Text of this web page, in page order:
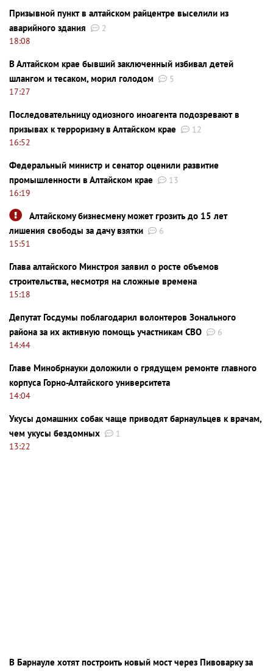
Призывной пункт в алтайском райцентре выселили из
аварийного здания
2
18:08
В Алтайском крае бывший заключенный избивал детей
шлангом и тесаком, морил голодом
5
17:27
Последовательницу одиозного иноагента подозревают в
призывах к терроризму в Алтайском крае
12
16:52
Федеральный министр и сенатор оценили развитие
промышленности в Алтайском крае
13
16:19
Алтайскому бизнесмену может грозить до 15 лет
лишения свободы за дачу взятки
6
15:51
Глава алтайского Минстроя заявил о росте объемов
строительства, несмотря на сложные времена
15:18
Депутат Госдумы поблагодарил волонтеров Зонального
района за их активную помощь участникам СВО
6
14:44
Главе Минобрнауки доложили о грядущем ремонте главного
корпуса Горно-Алтайского университета
14:04
Укусы домашних собак чаще приводят барнаульцев к врачам,
чем укусы бездомных
1
13:22
В Барнауле хотят построить новый мост через Пивоварку за